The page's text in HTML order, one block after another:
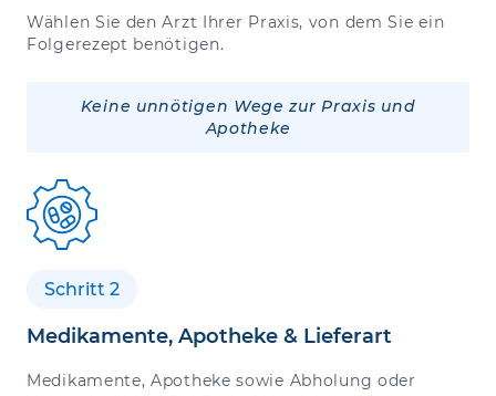
Wählen Sie den Arzt Ihrer Praxis, von dem Sie ein
Folgerezept benötigen.
Keine unnötigen Wege zur Praxis und
Apotheke
Schritt 2
Medikamente, Apotheke & Lieferart
Medikamente, Apotheke sowie Abholung oder